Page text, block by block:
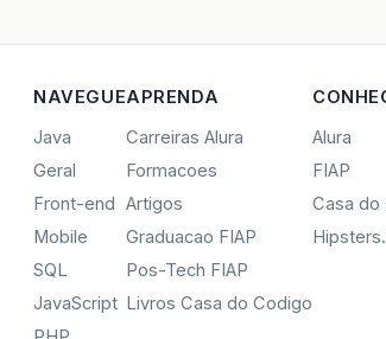
NAVEGUE
Java
Geral
Front-end
Mobile
SQL
JavaScript
APRENDA
Carreiras Alura
Formacoes
Artigos
Graduacao FIAP
Pos-Tech FIAP
Livros Casa do Codigo
Alura
FIAP
Casa do